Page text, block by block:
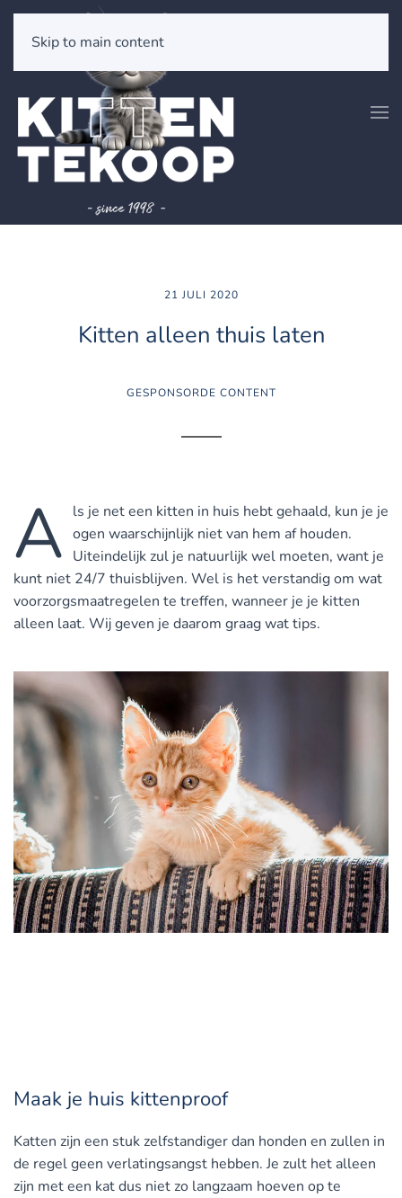
Skip to main content
21 JULI 2020
Kitten alleen thuis laten
GESPONSORDE CONTENT
A ls je net een kitten in huis hebt gehaald, kun je je
ogen waarschijnlijk niet van hem af houden.
Uiteindelijk zul je natuurlijk wel moeten, want je
kunt niet 24/7 thuisblijven. Wel is het verstandig om wat
voorzorgsmaatregelen te treffen, wanneer je je kitten
alleen laat. Wij geven je daarom graag wat tips.
Maak je huis kittenproof
Katten zijn een stuk zelfstandiger dan honden en zullen in
de regel geen verlatingsangst hebben. Je zult het alleen
zijn met een kat dus niet zo langzaam hoeven op te